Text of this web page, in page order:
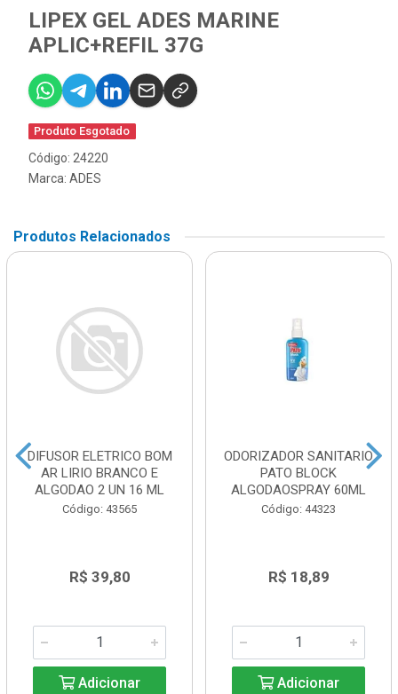
LIPEX GEL ADES MARINE
APLIC+REFIL 37G
Produto Esgotado
Código: 24220
Marca: ADES
Produtos Relacionados
DIFUSOR ELETRICO BOM
AR LIRIO BRANCO E
ALGODAO 2 UN 16 ML
Código: 43565
R$ 39,80
Adicionar
ODORIZADOR SANITARIO
PATO BLOCK
ALGODAOSPRAY 60ML
Código: 44323
R$ 18,89
Adicionar